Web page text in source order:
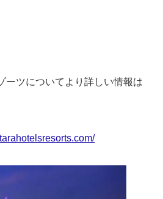
ーツについてより詳しい情報は